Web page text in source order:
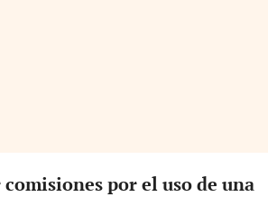
por el uso de una